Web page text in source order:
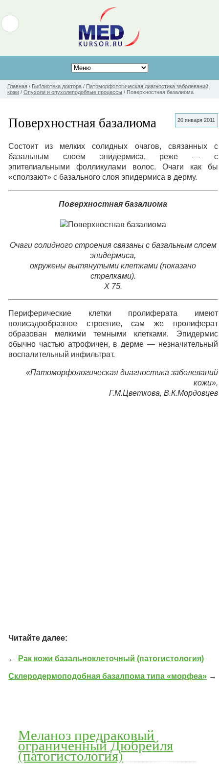
Главная / Библиотека доктора / Патоморфологическая диагностика заболеваний
кожи / Опухоли и опухолеподобпые процессы / Поверхностная базалиома
20 января 2011
Поверхностная базалиома
Состоит из мелких солидных очагов, связанных с
базальным слоем эпидермиса, реже — с
эпителиальными фолликулами волос. Очаги как бы
«сползают» с базального слоя эпидермиса в дерму.
Поверхностная базалиома
Очаги солидного строения связаны с базальным слоем
эпидермиса,
окружены вытянутыми клетками (показано
стрелками).
X 75.
Периферические клетки пролиферата имеют
полисадообразное строение, сам же пролиферат
образован мелкими темными клетками. Эпидермис
обычно частью атрофичен, в дерме — незначительный
воспалительный инфильтрат.
«Патоморфологическая диагностика заболеваний
кожи»,
Г.М.Цветкова, В.К.Мордовцев
Читайте далее:
← Рак кожи базальноклеточный (патогистология)
Склеродермоподобная базалпома типа «морфеа» →
Меланоз предраковый
ограниченный Дюбрейля
(патогистология)